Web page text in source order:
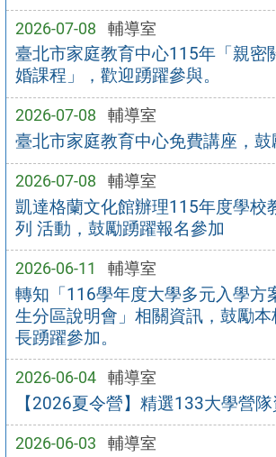
2026-07-08 輔導室
臺北市家庭教育中心115年「親密
婚課程」，歡迎踴躍參與。
2026-07-08 輔導室
臺北市家庭教育中心免費講座，鼓
2026-07-08 輔導室
凱達格蘭文化館辦理115年度學校
列 活動，鼓勵踴躍報名參加
2026-06-11 輔導室
轉知「116學年度大學多元入學方
生分區說明會」相關資訊，鼓勵
長踴躍參加。
2026-06-04 輔導室
【2026夏令營】精選133大學營
2026-06-03 輔導室